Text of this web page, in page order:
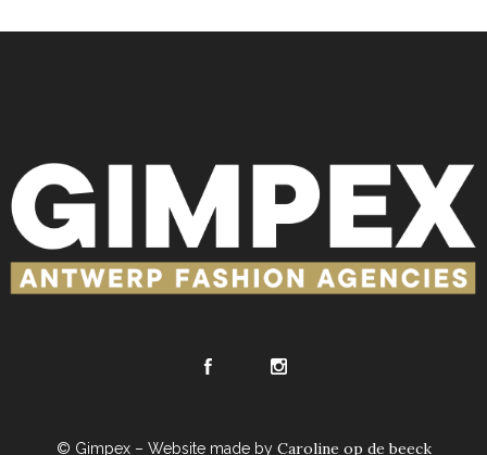
© Gimpex – Website made by Caroline op de beeck